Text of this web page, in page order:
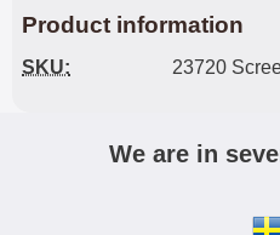
Product information
SKU: 23720
We are in